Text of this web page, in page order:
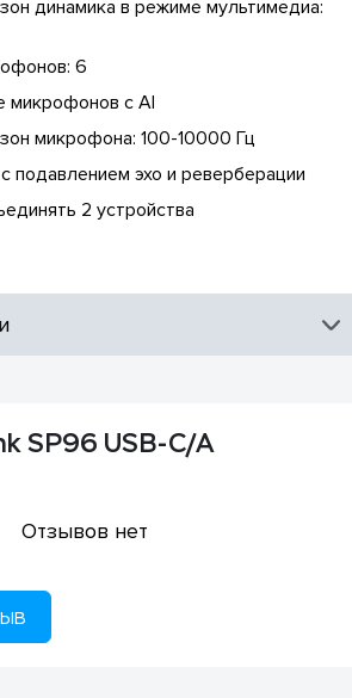
динамика в режиме мультимедиа:
6
микрофонов с AI
микрофона: 100-10000 Гц
подавлением эхо и реверберации
2 устройства
SP96 USB-C/A
Отзывов нет